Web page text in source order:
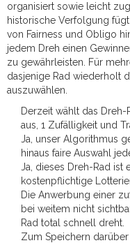
organisiert sowie leicht
historische Verfolgung
von Fairness und Obligo
jedem Dreh einen
zu gewährleisten. Für
dasjenige Rad wiederholt
auszuwählen.
Derzeit wählt das
aus, 1 Zufälligkeit und
Ja, unser Algorithmus
hinaus faire Auswahl
Ja, dieses Dreh-Rad ist
kostenpflichtige
Die Anwerbung einer
bei weitem nicht
Rad total schnell dreht.
Zum Speichern